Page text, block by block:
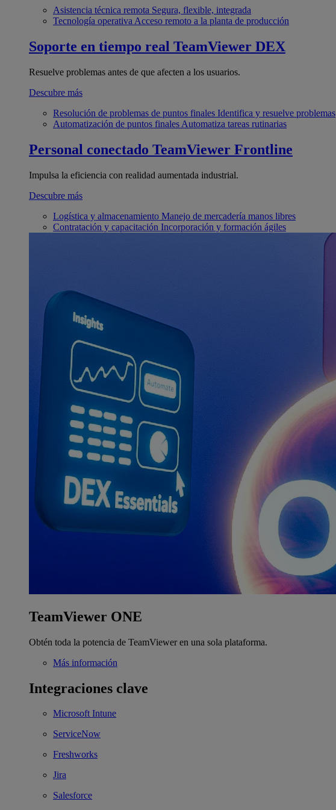
Asistencia técnica remota Segura, flexible, integrada
Tecnología operativa Acceso remoto a la planta de producción
Soporte en tiempo real TeamViewer DEX
Resuelve problemas antes de que afecten a los usuarios.
Descubre más
Resolución de problemas de puntos finales Identifica y resuelve problemas
Automatización de puntos finales Automatiza tareas rutinarias
Personal conectado TeamViewer Frontline
Impulsa la eficiencia con realidad aumentada industrial.
Descubre más
Logística y almacenamiento Manejo de mercadería manos libres
Contratación y capacitación Incorporación y formación ágiles
TeamViewer ONE
Obtén toda la potencia de TeamViewer en una sola plataforma.
Más información
Integraciones clave
Microsoft Intune
ServiceNow
Freshworks
Jira
Salesforce